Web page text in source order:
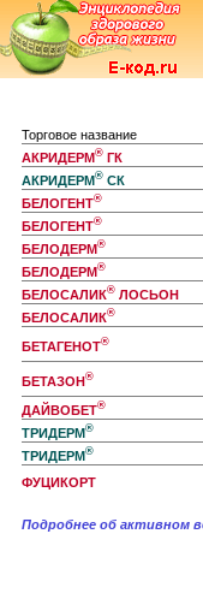
Торговое название
АКРИДЕРМ® ГК
АКРИДЕРМ® СК
БЕЛОГЕНТ®
БЕЛОГЕНТ®
БЕЛОДЕРМ®
БЕЛОДЕРМ®
БЕЛОСАЛИК® ЛОСЬОН
БЕЛОСАЛИК®
БЕТАГЕНОТ®
БЕТАЗОН®
ДАЙВОБЕТ®
ТРИДЕРМ®
ТРИДЕРМ®
ФУЦИКОРТ
Подробнее об активном